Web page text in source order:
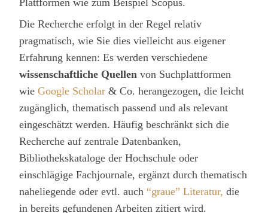
Plattformen wie zum Beispiel Scopus.
Die Recherche erfolgt in der Regel relativ
pragmatisch, wie Sie dies vielleicht aus eigener
Erfahrung kennen: Es werden verschiedene
wissenschaftliche Quellen von Suchplattformen
wie Google Scholar & Co. herangezogen, die leicht
zugänglich, thematisch passend und als relevant
eingeschätzt werden. Häufig beschränkt sich die
Recherche auf zentrale Datenbanken,
Bibliothekskataloge der Hochschule oder
einschlägige Fachjournale, ergänzt durch thematisch
naheliegende oder evtl. auch “graue” Literatur, die
in bereits gefundenen Arbeiten zitiert wird.